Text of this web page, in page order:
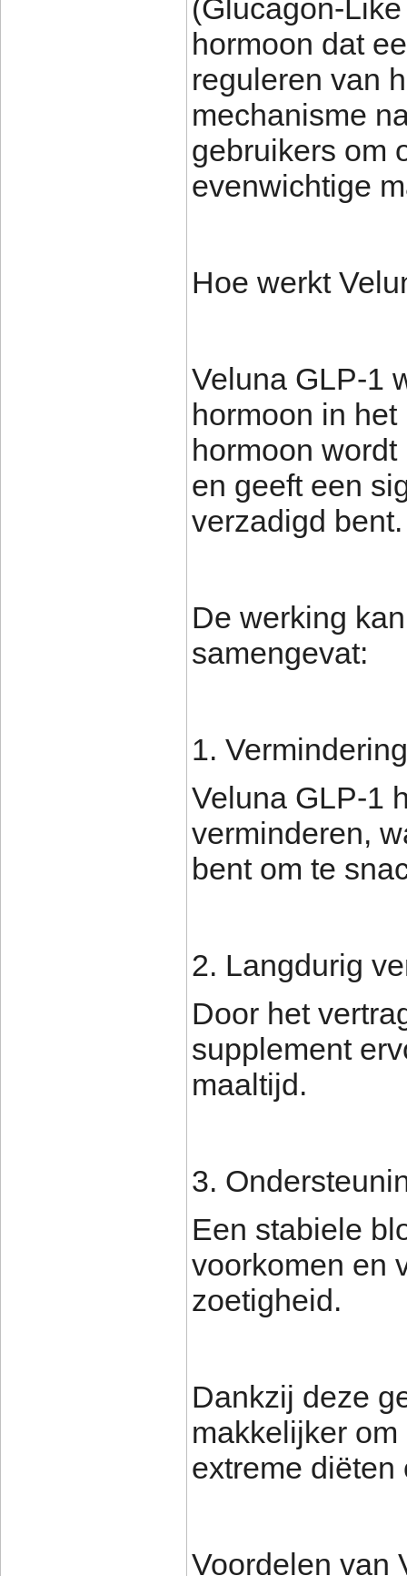
(Glucagon-
hormoon dat
reguleren van
mechanisme
gebruikers om
evenwichtige
Hoe werkt
Veluna GLP-1
hormoon in
hormoon
en geeft een
verzadigd bent.
De werking
samengevat:
1.
Veluna GLP-1
verminderen,
bent om te
2. Langdurig
Door het
supplement
maaltijd.
3.
Een stabiele
voorkomen en
zoetigheid.
Dankzij deze
makkelijker
extreme diëten
Voordelen van